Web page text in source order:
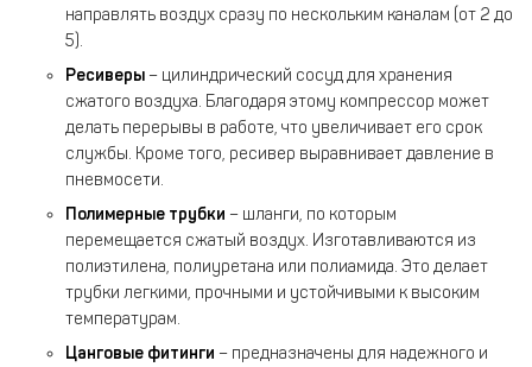
направлять воздух сразу по нескольким каналам (от 2 до
5).
Ресиверы – цилиндрический сосуд для хранения
сжатого воздуха. Благодаря этому компрессор может
делать перерывы в работе, что увеличивает его срок
службы. Кроме того, ресивер выравнивает давление в
пневмосети.
Полимерные трубки – шланги, по которым
перемещается сжатый воздух. Изготавливаются из
полиэтилена, полиуретана или полиамида. Это делает
трубки легкими, прочными и устойчивыми к высоким
температурам.
Цанговые фитинги – предназначены для надежного и